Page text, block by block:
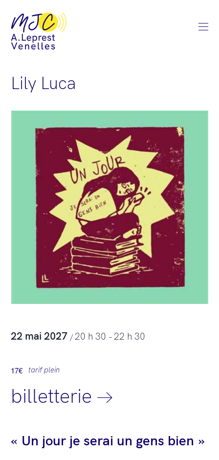
Lily Luca
22 mai 2027 /20 h 30 –22 h 30
17€ tarif plein
billetterie
« Un jour je serai un gens bien »